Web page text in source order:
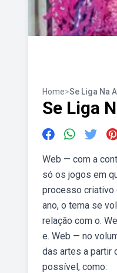
Home>Se Liga Na
Se Liga
Web — com a
só os jogos em
processo criativo
ano, o tema se
relação com o.
e. Web — no
das artes a partir
possível, como: